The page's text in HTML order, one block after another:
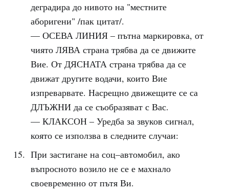
деградира до нивото на "местните
аборигени" /пак цитат/.
— ОСЕВА ЛИНИЯ – пътна маркировка, от
чиято ЛЯВА страна трябва да се движите
Вие. От ДЯСНАТА страна трябва да се
движат другите водачи, които Вие
изпреварвате. Насрещно движещите се са
ДЛЪЖНИ да се съобразяват с Вас.
— КЛАКСОН – Уредба за звуков сигнал,
която се използва в следните случаи:
При застигане на соц–автомобил, ако
въпросното возило не се е махнало
своевременно от пътя Ви.